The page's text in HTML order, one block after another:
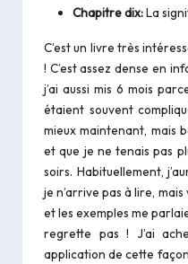
Chapitre dix:La
C’est un livre très
! C’est assez dense en
j’ai aussi mis 6 mois
étaient souvent
mieux maintenant, mais
et que je ne tenais pas
soirs. Habituellement,
je n’arrive pas à lire,
et les exemples me
regrette pas ! J’ai
application de cette